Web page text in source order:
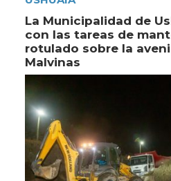
La Municipalidad de
con las tareas de
rotulado sobre la
Malvinas